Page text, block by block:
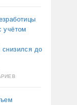
учётом
снизился до